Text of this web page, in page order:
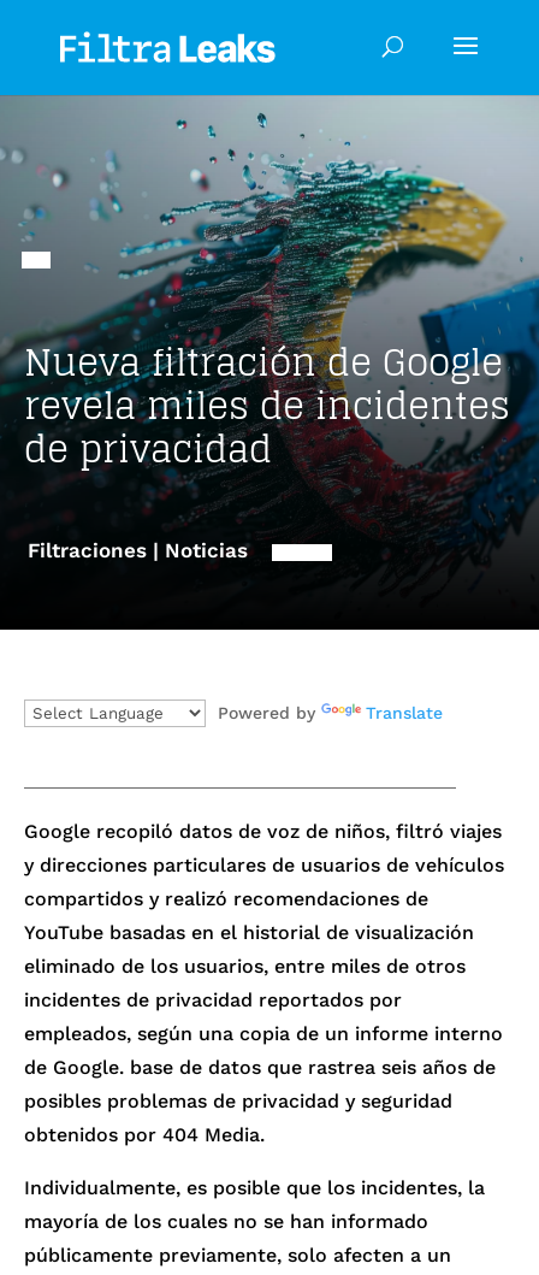
Nueva filtración de Google
revela miles de incidentes
de privacidad
Filtraciones | Noticias
Powered by Translate
Google recopiló datos de voz de niños, filtró viajes
y direcciones particulares de usuarios de vehículos
compartidos y realizó recomendaciones de
YouTube basadas en el historial de visualización
eliminado de los usuarios, entre miles de otros
incidentes de privacidad reportados por
empleados, según una copia de un informe interno
de Google. base de datos que rastrea seis años de
posibles problemas de privacidad y seguridad
obtenidos por 404 Media.
Individualmente, es posible que los incidentes, la
mayoría de los cuales no se han informado
públicamente previamente, solo afecten a un